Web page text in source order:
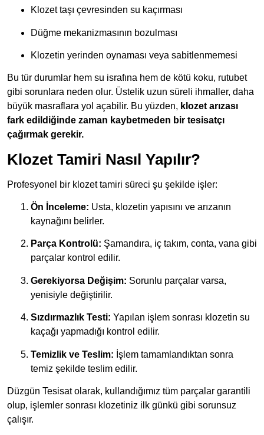
Klozet taşı çevresinden su kaçırması
Düğme mekanizmasının bozulması
Klozetin yerinden oynaması veya sabitlenmemesi
Bu tür durumlar hem su israfına hem de kötü koku, rutubet
gibi sorunlara neden olur. Üstelik uzun süreli ihmaller, daha
büyük masraflara yol açabilir. Bu yüzden, klozet arızası
fark edildiğinde zaman kaybetmeden bir tesisatçı
çağırmak gerekir.
Klozet Tamiri Nasıl Yapılır?
Profesyonel bir klozet tamiri süreci şu şekilde işler:
Ön İnceleme: Usta, klozetin yapısını ve arızanın
kaynağını belirler.
Parça Kontrolü: Şamandıra, iç takım, conta, vana gibi
parçalar kontrol edilir.
Gerekiyorsa Değişim: Sorunlu parçalar varsa,
yenisiyle değiştirilir.
Sızdırmazlık Testi: Yapılan işlem sonrası klozetin su
kaçağı yapmadığı kontrol edilir.
Temizlik ve Teslim: İşlem tamamlandıktan sonra
temiz şekilde teslim edilir.
Düzgün Tesisat olarak, kullandığımız tüm parçalar garantili
olup, işlemler sonrası klozetiniz ilk günkü gibi sorunsuz
çalışır.